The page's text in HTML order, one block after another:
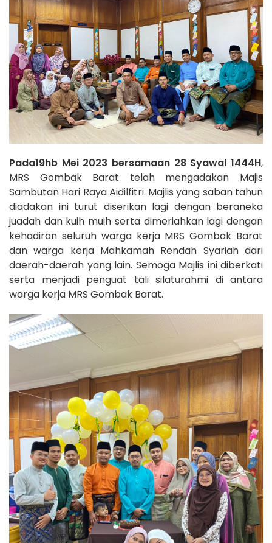
Pada19hb Mei 2023 bersamaan 28 Syawal 1444H,
MRS Gombak Barat telah mengadakan Majis
Sambutan Hari Raya Aidilfitri. Majlis yang saban tahun
diadakan ini turut diserikan lagi dengan beraneka
juadah dan kuih muih serta dimeriahkan lagi dengan
kehadiran seluruh warga kerja MRS Gombak Barat
dan warga kerja Mahkamah Rendah Syariah dari
daerah-daerah yang lain. Semoga Majlis ini diberkati
serta menjadi penguat tali silaturahmi di antara
warga kerja MRS Gombak Barat.